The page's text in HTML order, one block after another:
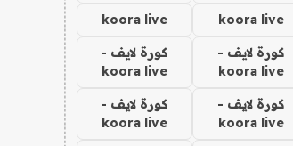
koora live
koora live
كورة لايف -
koora live
كورة لايف -
koora live
كورة لايف -
koora live
كورة لايف -
koora live